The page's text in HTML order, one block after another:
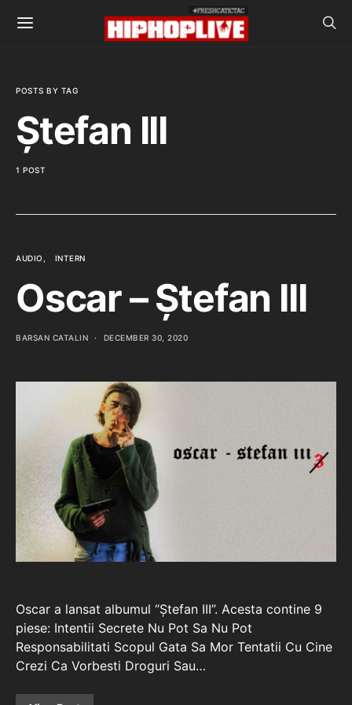
POSTS BY TAG
Ștefan III
1 POST
AUDIO INTERN
Oscar – Ștefan III
BARSAN CATALIN DECEMBER 30, 2020
Oscar a lansat albumul “Ștefan III”. Acesta contine 9
piese: Intentii Secrete Nu Pot Sa Nu Pot
Responsabilitati Scopul Gata Sa Mor Tentatii Cu Cine
Crezi Ca Vorbesti Droguri Sau…